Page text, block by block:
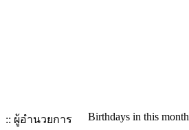
:: ผู้อำนวยการ
Birthdays in this month